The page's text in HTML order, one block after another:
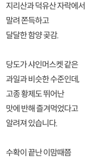
지리산과 덕유산 자락에서
말려 쫀득하고
달달한 함양 곶감.
당도가 샤인머스켓 같은
과일과 비슷한 수준인데,
고종 황제도 뛰어난
맛에 반해 즐겨먹었다고
알려져 있습니다.
수확이 끝난 이맘때쯤